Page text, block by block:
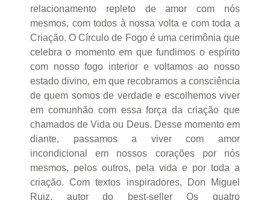
relacionamento repleto de amor com nós
mesmos, com todos à nossa volta e com toda a
Criação. O Círculo de Fogo é uma cerimônia que
celebra o momento em que fundimos o espírito
com nosso fogo interior e voltamos ao nosso
estado divino, em que recobramos a consciência
de quem somos de verdade e escolhemos viver
em comunhão com essa força da criação que
chamados de Vida ou Deus. Desse momento em
diante, passamos a viver com amor
incondicional em nossos corações por nós
mesmos, pelos outros, pela vida e por toda a
criação. Com textos inspiradores, Don Miguel
Ruiz, autor do best-seller Os quatro